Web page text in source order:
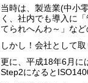
当時は、製造業(中小
く、社内でも導入に
てられへんわ～」など
しかし！会社として
更に、平成18年6月に
Step2になると